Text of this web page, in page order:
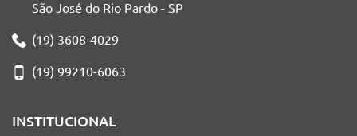
São José do Rio Pardo - SP
(19) 3608-4029
(19) 99210-6063
INSTITUCIONAL